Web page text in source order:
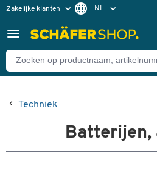
Zakelijke klanten
Particuliere klanten
NL
Techniek
Batterijen,